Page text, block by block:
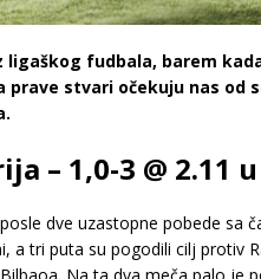
ligaškog fudbala, barem
prave stvari očekuju nas od
– 1,0-3 @ 2.11
dve uzastopne pobede sa
a tri puta su pogodili cilj protiv